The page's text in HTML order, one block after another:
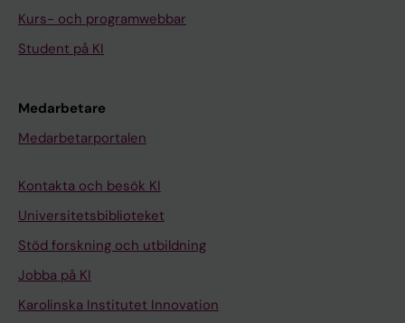
Kurs- och programwebbar
Student på KI
Medarbetare
Medarbetarportalen
Kontakta och besök KI
Universitetsbiblioteket
Stöd forskning och utbildning
Jobba på KI
Karolinska Institutet Innovation